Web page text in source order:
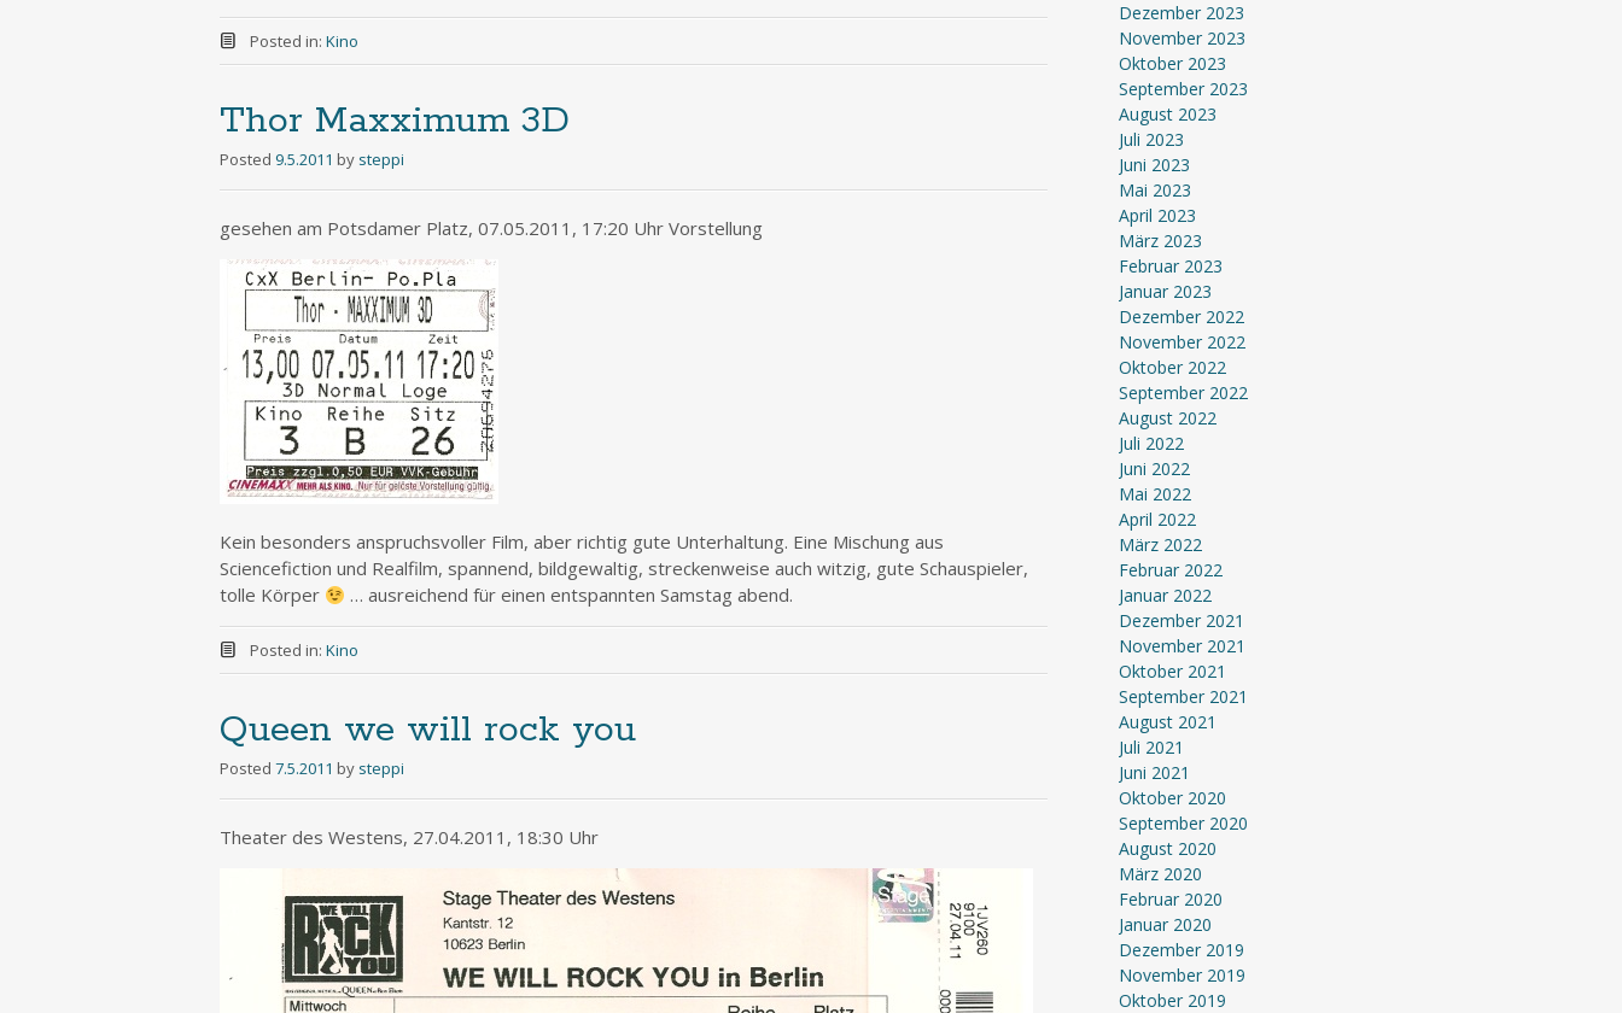
Posted in: Kino
Thor Maxximum 3D
Posted 9.5.2011 by steppi
gesehen am Potsdamer Platz, 07.05.2011, 17:20 Uhr Vorstellung
Kein besonders anspruchsvoller Film, aber richtig gute Unterhaltung. Eine Mischung aus
Sciencefiction und Realfilm, spannend, bildgewaltig, streckenweise auch witzig, gute Schauspieler,
tolle Körper
… ausreichend für einen entspannten Samstag abend.
Posted in: Kino
Queen we will rock you
Posted 7.5.2011 by steppi
Theater des Westens, 27.04.2011, 18:30 Uhr
Dezember 2023
November 2023
Oktober 2023
September 2023
August 2023
Juli 2023
Juni 2023
Mai 2023
April 2023
März 2023
Februar 2023
Januar 2023
Dezember 2022
November 2022
Oktober 2022
September 2022
August 2022
Juli 2022
Juni 2022
Mai 2022
April 2022
März 2022
Februar 2022
Januar 2022
Dezember 2021
November 2021
Oktober 2021
September 2021
August 2021
Juli 2021
Juni 2021
Oktober 2020
September 2020
August 2020
März 2020
Februar 2020
Januar 2020
Dezember 2019
November 2019
Oktober 2019